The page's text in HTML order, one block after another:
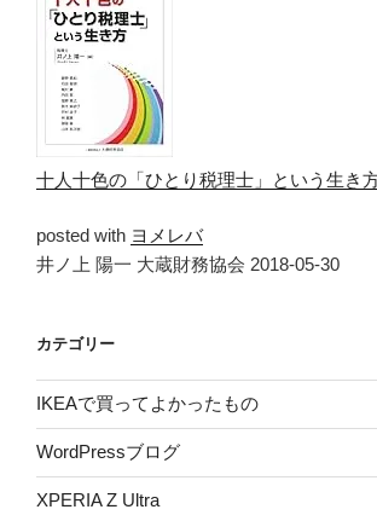
十人十色の「ひとり税理士」という生き
posted with ヨメレバ
井ノ上 陽一 大蔵財務協会 2018-05-30
カテゴリー
IKEAで買ってよかったもの
WordPressブログ
XPERIA Z Ultra